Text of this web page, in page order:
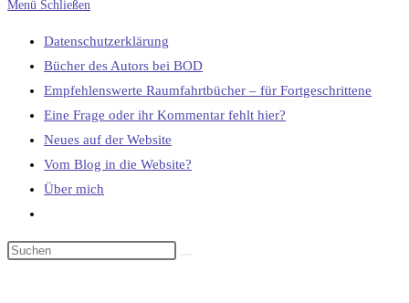
Menü Schließen
Datenschutzerklärung
Bücher des Autors bei BOD
Empfehlenswerte Raumfahrtbücher – für Fortgeschrittene
Eine Frage oder ihr Kommentar fehlt hier?
Neues auf der Website
Vom Blog in die Website?
Über mich
umschalten